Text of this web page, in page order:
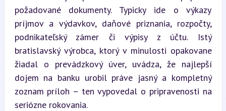
požadované dokumenty. Typicky ide o výkazy
príjmov a výdavkov, daňové priznania, rozpočty,
podnikateľský zámer či výpisy z účtu. Istý
bratislavský výrobca, ktorý v minulosti opakovane
žiadal o prevádzkový úver, uvádza, že najlepší
dojem na banku urobil práve jasný a kompletný
zoznam príloh – ten vypovedal o pripravenosti na
seriózne rokovania.